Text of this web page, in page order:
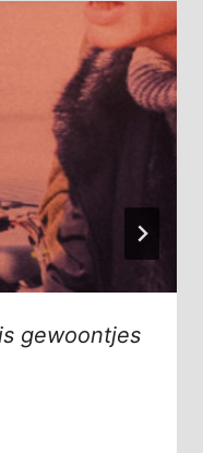
gewoontjes